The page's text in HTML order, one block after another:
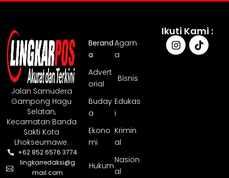
Jalan Samudera
Gampong Hagu
Selatan,
Kecamatan Banda
Sakti Kota
Lhokseumawe.
+62 852 6576 3774
lingkarredaksi@g
mail.com
Berand
a
Agam
a
Advert
orial
Bisnis
Buday
a
Edukas
i
Ekono
mi
Krimin
al
Hukum
Nasion
al
Ikuti Kami :